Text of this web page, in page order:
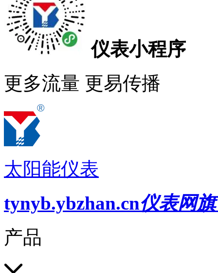
仪表小程序
更多流量 更易传播
太阳能仪表
tynyb.ybzhan.cn仪表网
产品